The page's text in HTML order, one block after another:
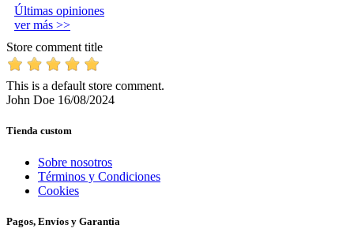
Últimas opiniones
ver más >>
Store comment title
This is a default store comment.
John Doe 16/08/2024
Tienda custom
Sobre nosotros
Términos y Condiciones
Cookies
Pagos, Envíos y Garantia